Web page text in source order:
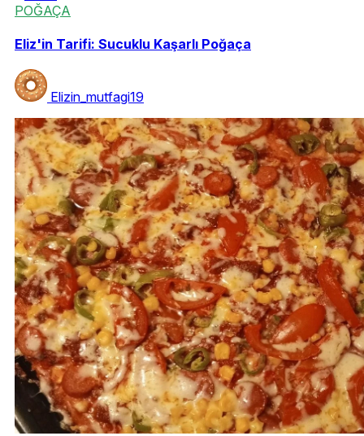
POĞAÇA
Eliz'in Tarifi: Sucuklu Kaşarlı Poğaça
Elizin_mutfagi19